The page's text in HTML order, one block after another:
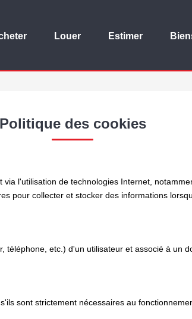
Louer Estimer
Politique des cookies
l'utilisation de technologies Internet,
pour collecter et stocker des informations
etc.) d'un utilisateur et associé à un
sont strictement nécessaires au